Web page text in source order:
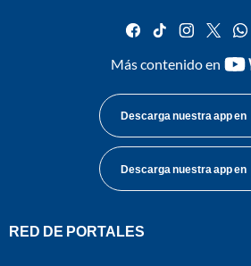
facebook
tiktok
Más contenido en
Descarga nuestra app en
Descarga nuestra app en
RED DE PORTALES